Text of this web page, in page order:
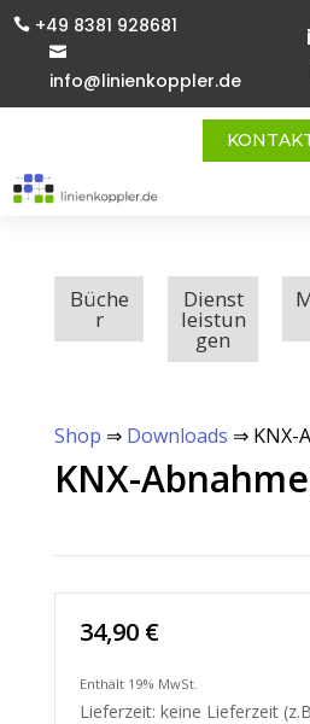
 +49 8381 928681

info@linienkoppler.de
Büche
r
Dienst
leistun
gen
Shop ⇒ Downloads ⇒ KNX-
KNX-
34,90 €
Enthält 19% MwSt.
Lieferzeit: keine Lieferzeit